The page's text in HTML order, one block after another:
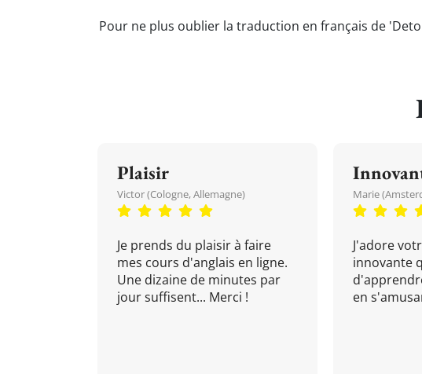
Pour ne plus oublier la traduction en français de
Plaisir
Victor (Cologne, Allemagne)
Je prends du plaisir à faire
mes cours d'anglais en ligne.
Une dizaine de minutes par
jour suffisent... Merci !
Marie
J'adore
innovante
en